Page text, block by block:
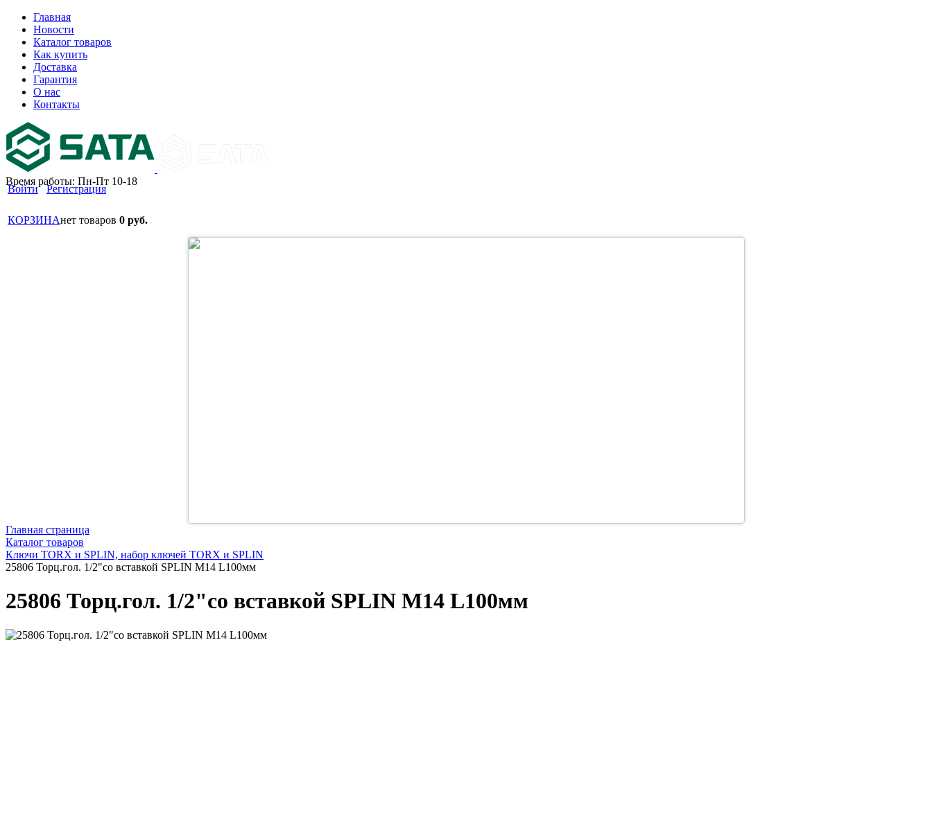
Главная
Новости
Каталог товаров
Как купить
Доставка
Гарантия
О нас
Контакты
Время работы: Пн-Пт 10-18
Войти Регистрация
КОРЗИНАнет товаров 0 руб.
Главная страница
Каталог товаров
Ключи TORX и SPLIN, набор ключей TORX и SPLIN
25806 Торц.гол. 1/2"со вставкой SPLIN М14 L100мм
25806 Торц.гол. 1/2"со вставкой SPLIN М14 L100мм